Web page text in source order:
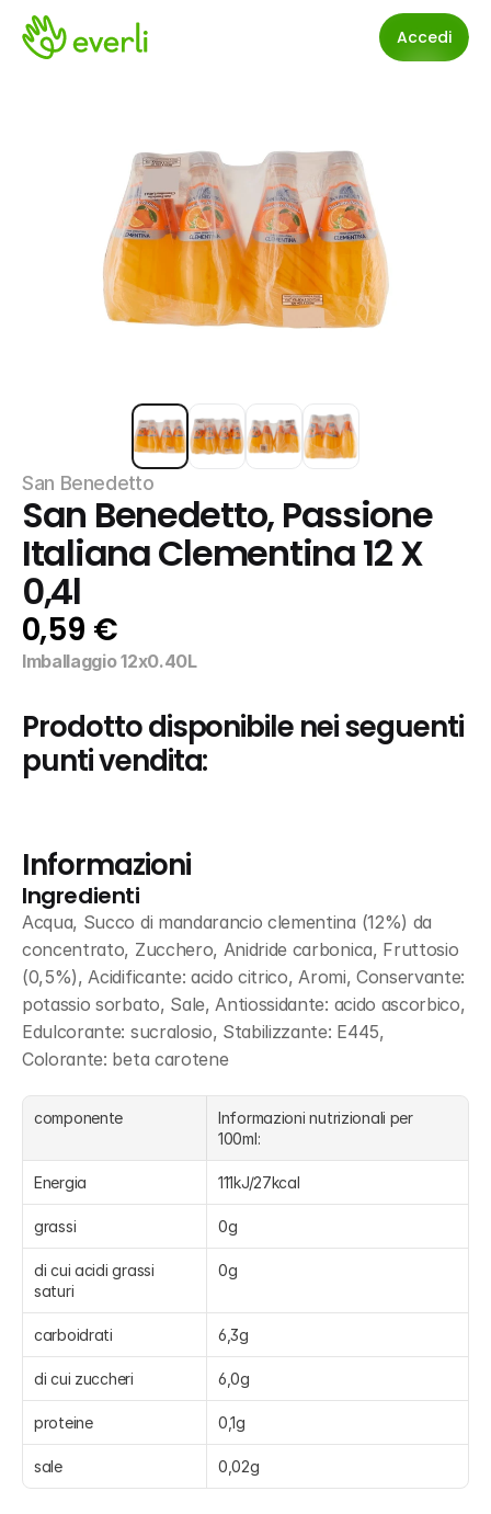
Accedi
San Benedetto
San Benedetto, Passione
Italiana Clementina 12 X
0,4l
0,59 €
Imballaggio 12x0.40L
Prodotto disponibile nei seguenti
punti vendita:
Informazioni
Ingredienti
Acqua, Succo di mandarancio clementina (12%) da
concentrato, Zucchero, Anidride carbonica, Fruttosio
(0,5%), Acidificante: acido citrico, Aromi, Conservante:
potassio sorbato, Sale, Antiossidante: acido ascorbico,
Edulcorante: sucralosio, Stabilizzante: E445,
Colorante: beta carotene
componente
Informazioni nutrizionali per
100ml:
Energia 111kJ/27kcal
grassi 0g
di cui acidi grassi
saturi
0g
carboidrati 6,3g
di cui zuccheri 6,0g
proteine 0,1g
sale 0,02g